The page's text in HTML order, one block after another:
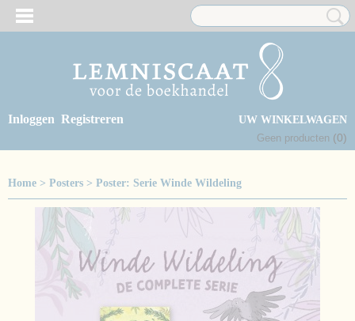
Inloggen Registreren
UW WINKELWAGEN
Geen producten (0)
Home > Posters > Poster: Serie Winde Wildeling